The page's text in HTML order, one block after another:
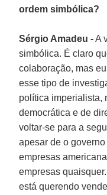
ordem simbólica?
Sérgio Amadeu -A
simbólica. É claro
colaboração, mas
esse tipo de
política imperialista,
democrática e de
voltar-se para a
apesar de o
empresas
empresas
está querendo